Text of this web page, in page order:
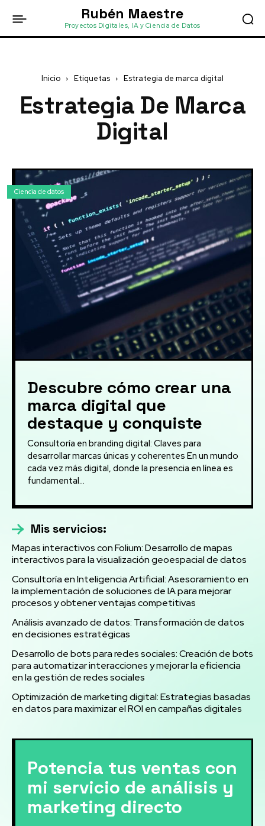
Rubén Maestre
Proyectos Digitales, IA y Ciencia de Datos
Inicio Etiquetas Estrategia de marca digital
Estrategia De Marca
Digital
Ciencia de datos
Descubre cómo crear una
marca digital que
destaque y conquiste
Consultoría en branding digital: Claves para
desarrollar marcas únicas y coherentes En un mundo
cada vez más digital, donde la presencia en línea es
fundamental...
Mis servicios:
Mapas interactivos con Folium: Desarrollo de mapas
interactivos para la visualización geoespacial de datos
Consultoría en Inteligencia Artificial: Asesoramiento en
la implementación de soluciones de IA para mejorar
procesos y obtener ventajas competitivas
Análisis avanzado de datos: Transformación de datos
en decisiones estratégicas
Desarrollo de bots para redes sociales: Creación de bots
para automatizar interacciones y mejorar la eficiencia
en la gestión de redes sociales
Optimización de marketing digital: Estrategias basadas
en datos para maximizar el ROI en campañas digitales
Potencia tus ventas con
mi servicio de análisis y
marketing directo